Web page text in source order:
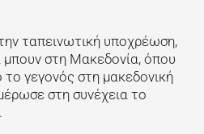
ταπεινωτική υποχρέωση,
μπουν στη Μακεδονία, όπου
γεγονός στη μακεδονική
στη συνέχεια το